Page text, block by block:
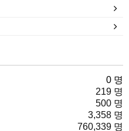
0 명
219 명
500 명
3,358 명
760,339 명